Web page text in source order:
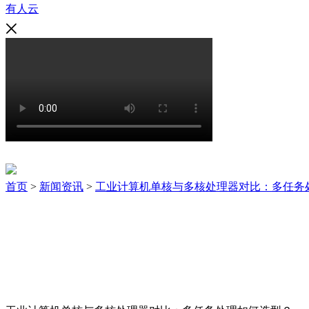
有人云
首页 > 新闻资讯 > 工业计算机单核与多核处理器对比：多任务